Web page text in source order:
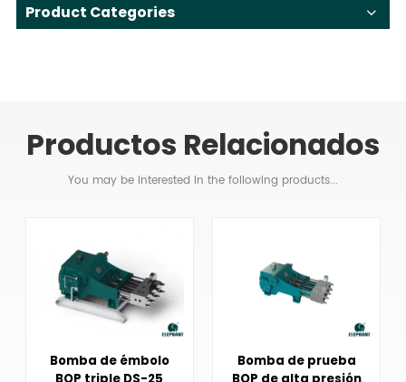
Product Categories
Productos Relacionados
You may be interested in the following products...
Bomba de émbolo
Bomba de prueba